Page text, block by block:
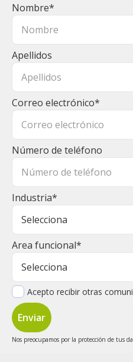
Nombre*
Apellidos
Correo electrónico*
Número de teléfono
Industria*
Area funcional*
Acepto recibir otras
Nos preocupamos por la protección de tus